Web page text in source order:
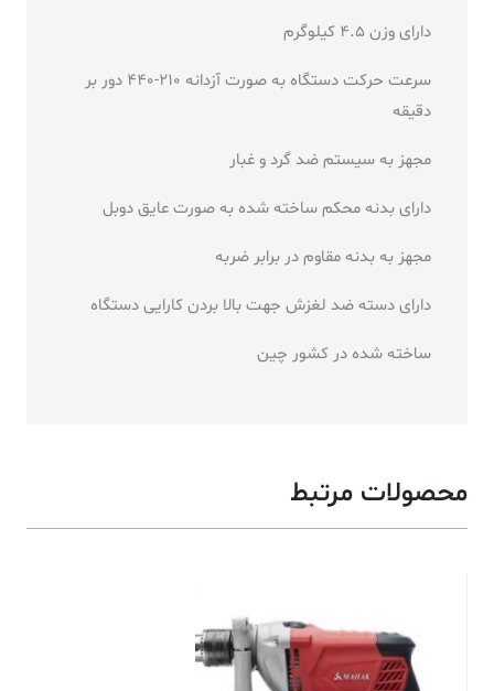
دارای وزن 4.5 کیلوگرم
سرعت حرکت دستگاه به صورت آزدانه 210-440 دور بر
دقیقه
مجهز به سیستم ضد گرد و غبار
دارای بدنه محکم ساخته شده به صورت عایق دوبل
مجهز به بدنه مقاوم در برابر ضربه
دارای دسته ضد لغزش جهت بالا بردن کارایی دستگاه
ساخته شده در کشور چین
محصولات مرتبط